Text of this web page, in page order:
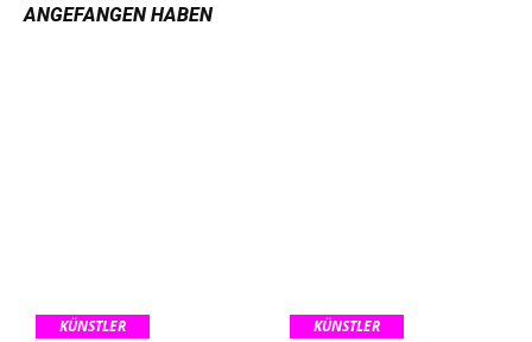
GEFANGEN HABEN
KÜNSTLER KÜNSTLER